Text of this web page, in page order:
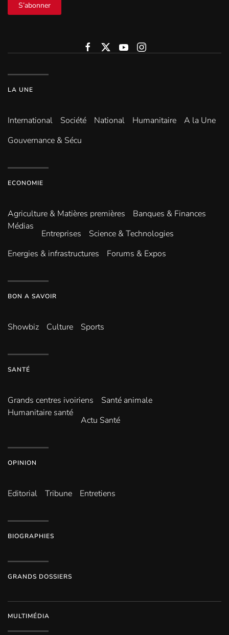
S’abonner
LA UNE
International Société National Humanitaire
A la Une
Gouvernance & Sécu
ECONOMIE
Agriculture & Matières premières
Banques & Finances
Médias
Entreprises
Science & Technologies
Energies & infrastructures
Forums & Expos
BON A SAVOIR
Showbiz Culture Sports
SANTÉ
Grands centres ivoiriens
Santé animale
Humanitaire santé
Actu Santé
OPINION
Editorial Tribune Entretiens
BIOGRAPHIES
GRANDS DOSSIERS
MULTIMÉDIA